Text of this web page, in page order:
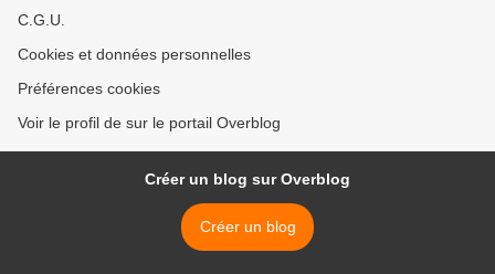
C.G.U.
Cookies et données personnelles
Préférences cookies
Voir le profil de sur le portail Overblog
Créer un blog sur Overblog
Créer un blog